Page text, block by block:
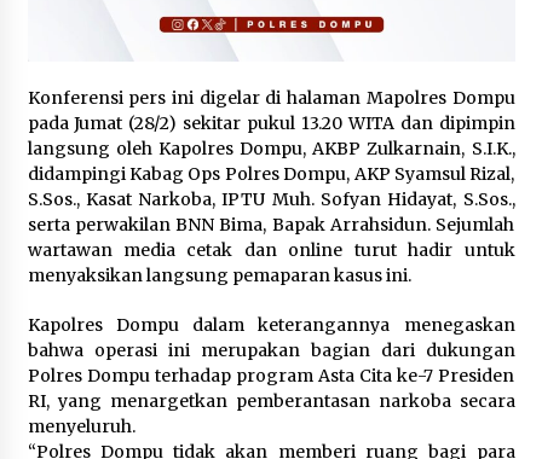
Konferensi pers ini digelar di halaman Mapolres Dompu
pada Jumat (28/2) sekitar pukul 13.20 WITA dan dipimpin
langsung oleh Kapolres Dompu, AKBP Zulkarnain, S.I.K.,
didampingi Kabag Ops Polres Dompu, AKP Syamsul Rizal,
S.Sos., Kasat Narkoba, IPTU Muh. Sofyan Hidayat, S.Sos.,
serta perwakilan BNN Bima, Bapak Arrahsidun. Sejumlah
wartawan media cetak dan online turut hadir untuk
menyaksikan langsung pemaparan kasus ini.
Kapolres Dompu dalam keterangannya menegaskan
bahwa operasi ini merupakan bagian dari dukungan
Polres Dompu terhadap program Asta Cita ke-7 Presiden
RI, yang menargetkan pemberantasan narkoba secara
menyeluruh.
“Polres Dompu tidak akan memberi ruang bagi para